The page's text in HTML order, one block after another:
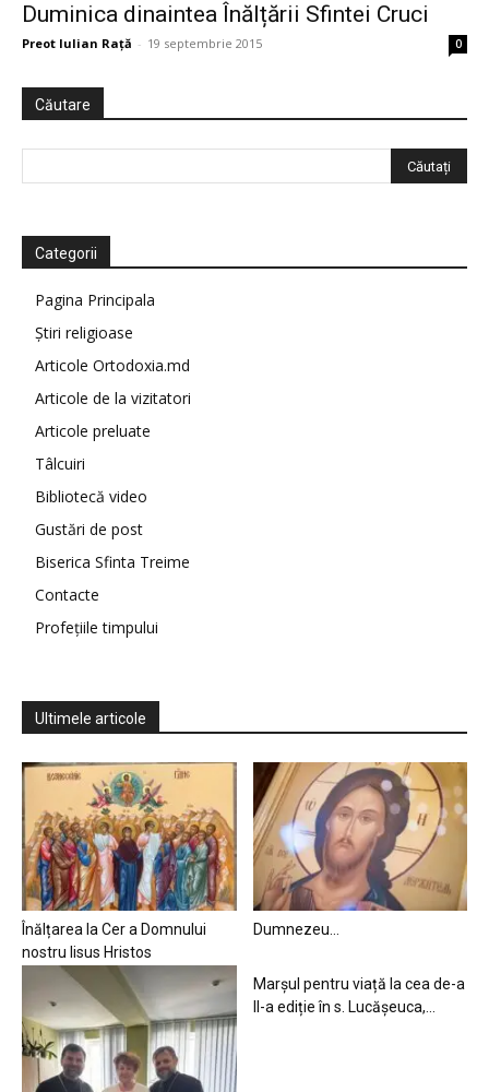
Duminica dinaintea Înălțării Sfintei Cruci
Preot Iulian Raţă - 19 septembrie 2015 0
Căutare
Categorii
Pagina Principala
Știri religioase
Articole Ortodoxia.md
Articole de la vizitatori
Articole preluate
Tâlcuiri
Bibliotecă video
Gustări de post
Biserica Sfinta Treime
Contacte
Profețiile timpului
Ultimele articole
Înălțarea la Cer a Domnului
nostru Iisus Hristos
Dumnezeu…
Marșul pentru viață la cea de-a
II-a ediție în s. Lucășeuca,...